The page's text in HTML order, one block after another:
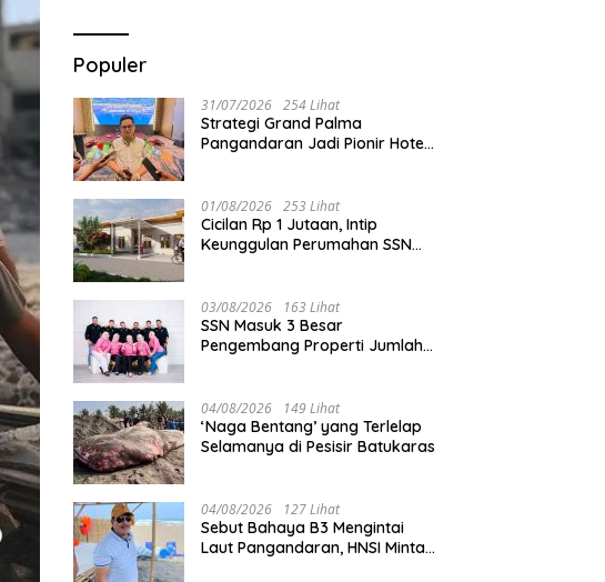
Populer
31/07/2026 254 Lihat
Strategi Grand Palma
Pangandaran Jadi Pionir Hotel
01/08/2026 253 Lihat
Cicilan Rp 1 Jutaan, Intip
Keunggulan Perumahan SSN
03/08/2026 163 Lihat
SSN Masuk 3 Besar
Pengembang Properti Jumlah
04/08/2026 149 Lihat
‘Naga Bentang’ yang Terlelap
Selamanya di Pesisir Batukaras
04/08/2026 127 Lihat
Sebut Bahaya B3 Mengintai
Laut Pangandaran, HNSI Minta